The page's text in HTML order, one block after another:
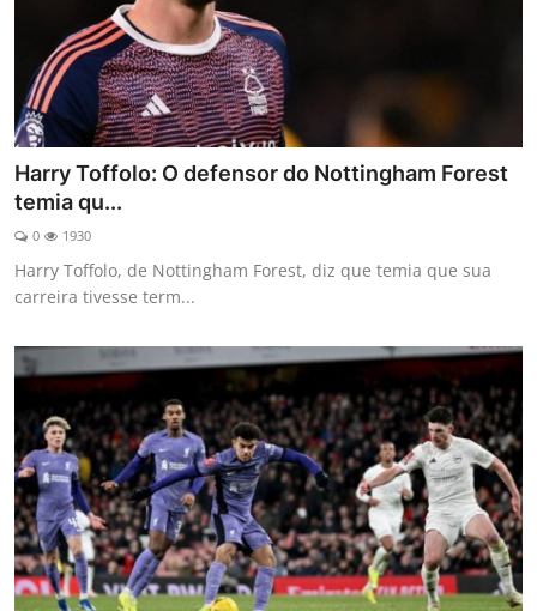
Harry Toffolo: O defensor do Nottingham Forest
temia qu...
0 1930
Harry Toffolo, de Nottingham Forest, diz que temia que sua
carreira tivesse term...